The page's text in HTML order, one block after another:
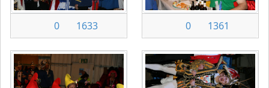
0 1633 0 1361